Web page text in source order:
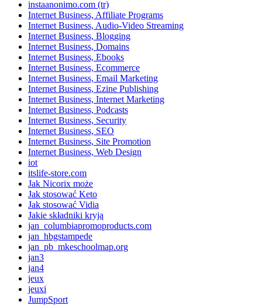
instaanonimo.com (tr)
Internet Business, Affiliate Programs
Internet Business, Audio-Video Streaming
Internet Business, Blogging
Internet Business, Domains
Internet Business, Ebooks
Internet Business, Ecommerce
Internet Business, Email Marketing
Internet Business, Ezine Publishing
Internet Business, Internet Marketing
Internet Business, Podcasts
Internet Business, Security
Internet Business, SEO
Internet Business, Site Promotion
Internet Business, Web Design
iot
itslife-store.com
Jak Nicorix może
Jak stosować Keto
Jak stosować Vidia
Jakie składniki kryją
jan_columbiapromoproducts.com
jan_hbgstampede
jan_pb_mkeschoolmap.org
jan3
jan4
jeux
jeuxi
JumpSport